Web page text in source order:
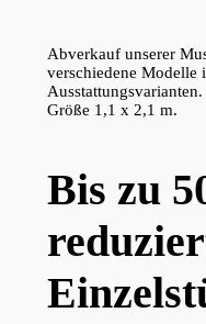
Abverkauf unserer
verschiedene Modelle
Ausstattungsvarianten.
Größe 1,1 x 2,1 m.
Bis zu